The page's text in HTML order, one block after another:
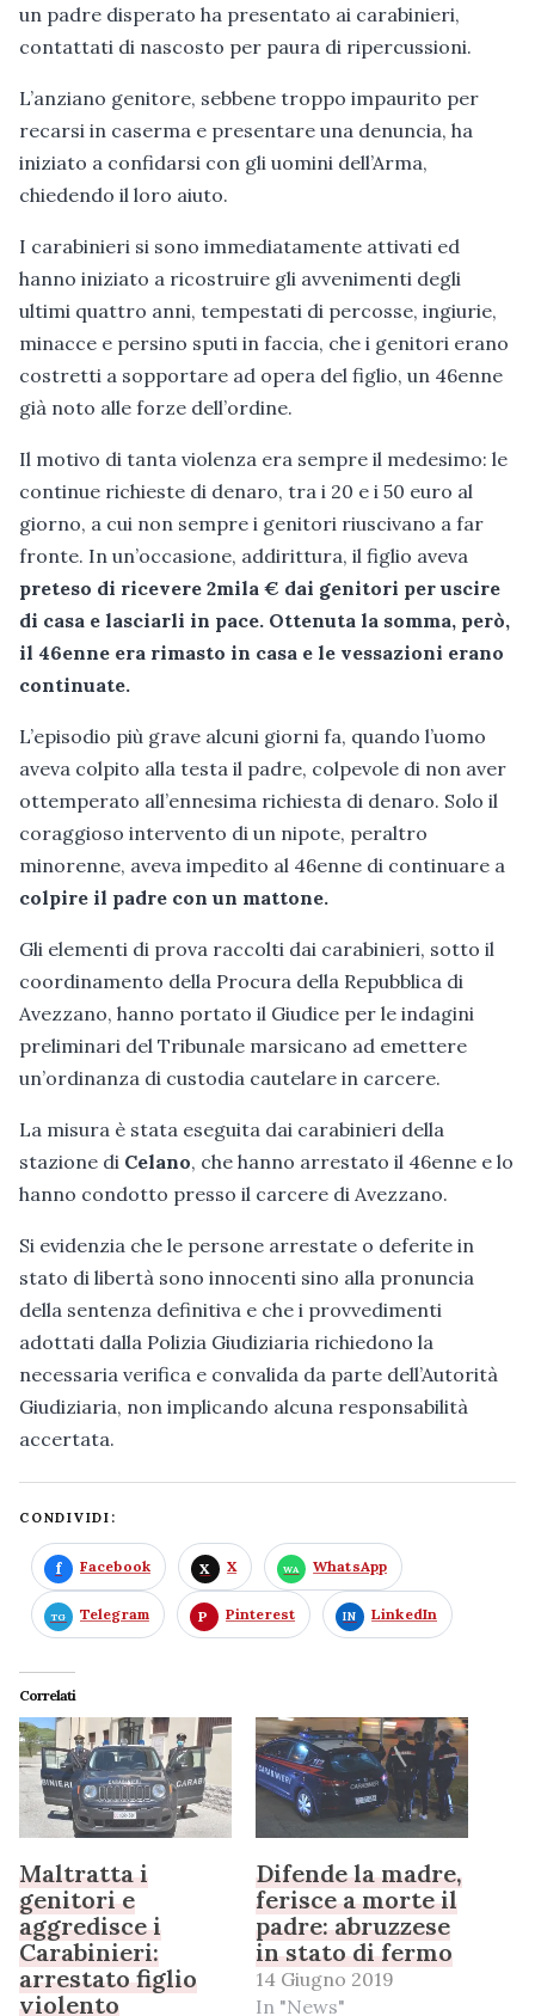
un padre disperato ha presentato ai carabinieri,
contattati di nascosto per paura di ripercussioni.
L’anziano genitore, sebbene troppo impaurito per
recarsi in caserma e presentare una denuncia, ha
iniziato a confidarsi con gli uomini dell’Arma,
chiedendo il loro aiuto.
I carabinieri si sono immediatamente attivati ed
hanno iniziato a ricostruire gli avvenimenti degli
ultimi quattro anni, tempestati di percosse, ingiurie,
minacce e persino sputi in faccia, che i genitori erano
costretti a sopportare ad opera del figlio, un 46enne
già noto alle forze dell’ordine.
Il motivo di tanta violenza era sempre il medesimo: le
continue richieste di denaro, tra i 20 e i 50 euro al
giorno, a cui non sempre i genitori riuscivano a far
fronte. In un’occasione, addirittura, il figlio aveva
preteso di ricevere 2mila € dai genitori per uscire
di casa e lasciarli in pace. Ottenuta la somma, però,
il 46enne era rimasto in casa e le vessazioni erano
continuate.
L’episodio più grave alcuni giorni fa, quando l’uomo
aveva colpito alla testa il padre, colpevole di non aver
ottemperato all’ennesima richiesta di denaro. Solo il
coraggioso intervento di un nipote, peraltro
minorenne, aveva impedito al 46enne di continuare a
colpire il padre con un mattone.
Gli elementi di prova raccolti dai carabinieri, sotto il
coordinamento della Procura della Repubblica di
Avezzano, hanno portato il Giudice per le indagini
preliminari del Tribunale marsicano ad emettere
un’ordinanza di custodia cautelare in carcere.
La misura è stata eseguita dai carabinieri della
stazione di Celano, che hanno arrestato il 46enne e lo
hanno condotto presso il carcere di Avezzano.
Si evidenzia che le persone arrestate o deferite in
stato di libertà sono innocenti sino alla pronuncia
della sentenza definitiva e che i provvedimenti
adottati dalla Polizia Giudiziaria richiedono la
necessaria verifica e convalida da parte dell’Autorità
Giudiziaria, non implicando alcuna responsabilità
accertata.
CONDIVIDI:
Facebook X WhatsApp
Telegram Pinterest LinkedIn
Correlati
Maltratta i
genitori e
aggredisce i
Carabinieri:
arrestato figlio
violento
Difende la madre,
ferisce a morte il
padre: abruzzese
in stato di fermo
14 Giugno 2019
In "News"